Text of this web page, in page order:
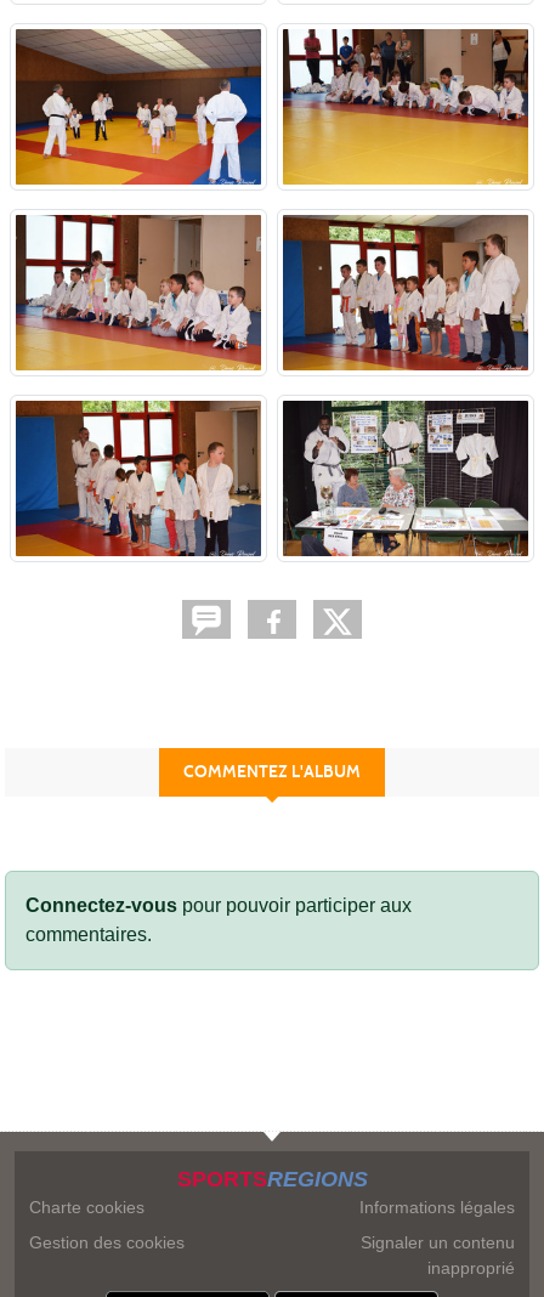
COMMENTEZ L'ALBUM
Connectez-vous pour pouvoir participer aux
commentaires.
SPORTSREGIONS
Charte cookies
Gestion des cookies
Informations légales
Signaler un contenu
inapproprié